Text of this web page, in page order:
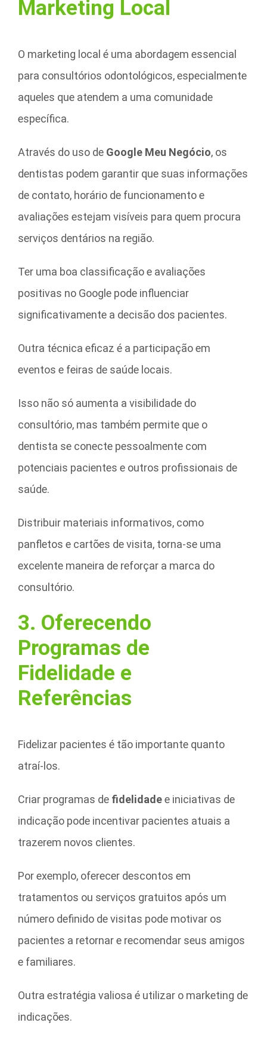
Marketing Local
O marketing local é uma abordagem essencial
para consultórios odontológicos, especialmente
aqueles que atendem a uma comunidade
específica.
Através do uso de Google Meu Negócio, os
dentistas podem garantir que suas informações
de contato, horário de funcionamento e
avaliações estejam visíveis para quem procura
serviços dentários na região.
Ter uma boa classificação e avaliações
positivas no Google pode influenciar
significativamente a decisão dos pacientes.
Outra técnica eficaz é a participação em
eventos e feiras de saúde locais.
Isso não só aumenta a visibilidade do
consultório, mas também permite que o
dentista se conecte pessoalmente com
potenciais pacientes e outros profissionais de
saúde.
Distribuir materiais informativos, como
panfletos e cartões de visita, torna-se uma
excelente maneira de reforçar a marca do
consultório.
3. Oferecendo
Programas de
Fidelidade e
Referências
Fidelizar pacientes é tão importante quanto
atraí-los.
Criar programas de fidelidadee iniciativas de
indicação pode incentivar pacientes atuais a
trazerem novos clientes.
Por exemplo, oferecer descontos em
tratamentos ou serviços gratuitos após um
número definido de visitas pode motivar os
pacientes a retornar e recomendar seus amigos
e familiares.
Outra estratégia valiosa é utilizar o marketing de
indicações.